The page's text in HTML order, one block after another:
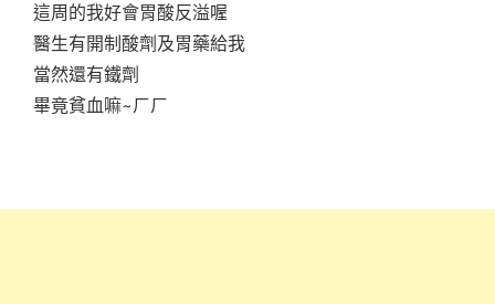
這周的我好會胃酸反溢喔
醫生有開制酸劑及胃藥給我
當然還有鐵劑
畢竟貧血嘛~ㄏㄏ